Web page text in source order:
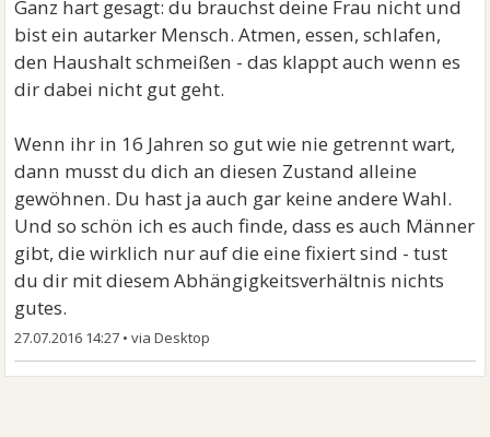
Ganz hart gesagt: du brauchst deine Frau nicht und
bist ein autarker Mensch. Atmen, essen, schlafen,
den Haushalt schmeißen - das klappt auch wenn es
dir dabei nicht gut geht.
Wenn ihr in 16 Jahren so gut wie nie getrennt wart,
dann musst du dich an diesen Zustand alleine
gewöhnen. Du hast ja auch gar keine andere Wahl.
Und so schön ich es auch finde, dass es auch Männer
gibt, die wirklich nur auf die eine fixiert sind - tust
du dir mit diesem Abhängigkeitsverhältnis nichts
gutes.
27.07.2016 14:27 •